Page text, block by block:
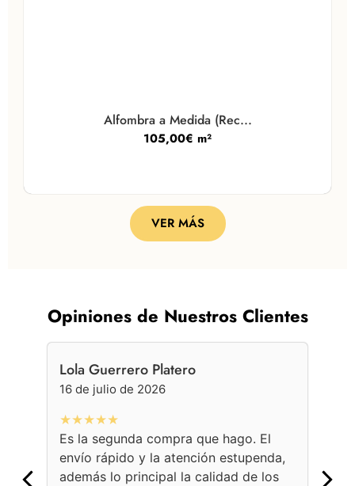
Alfombra a Medida (Rec...
105,00€ m²
VER MÁS
Opiniones de Nuestros Clientes
Lola Guerrero Platero
16 de julio de 2026
★★★★★
Es la segunda compra que hago. El
envío rápido y la atención estupenda,
además lo principal la calidad de los